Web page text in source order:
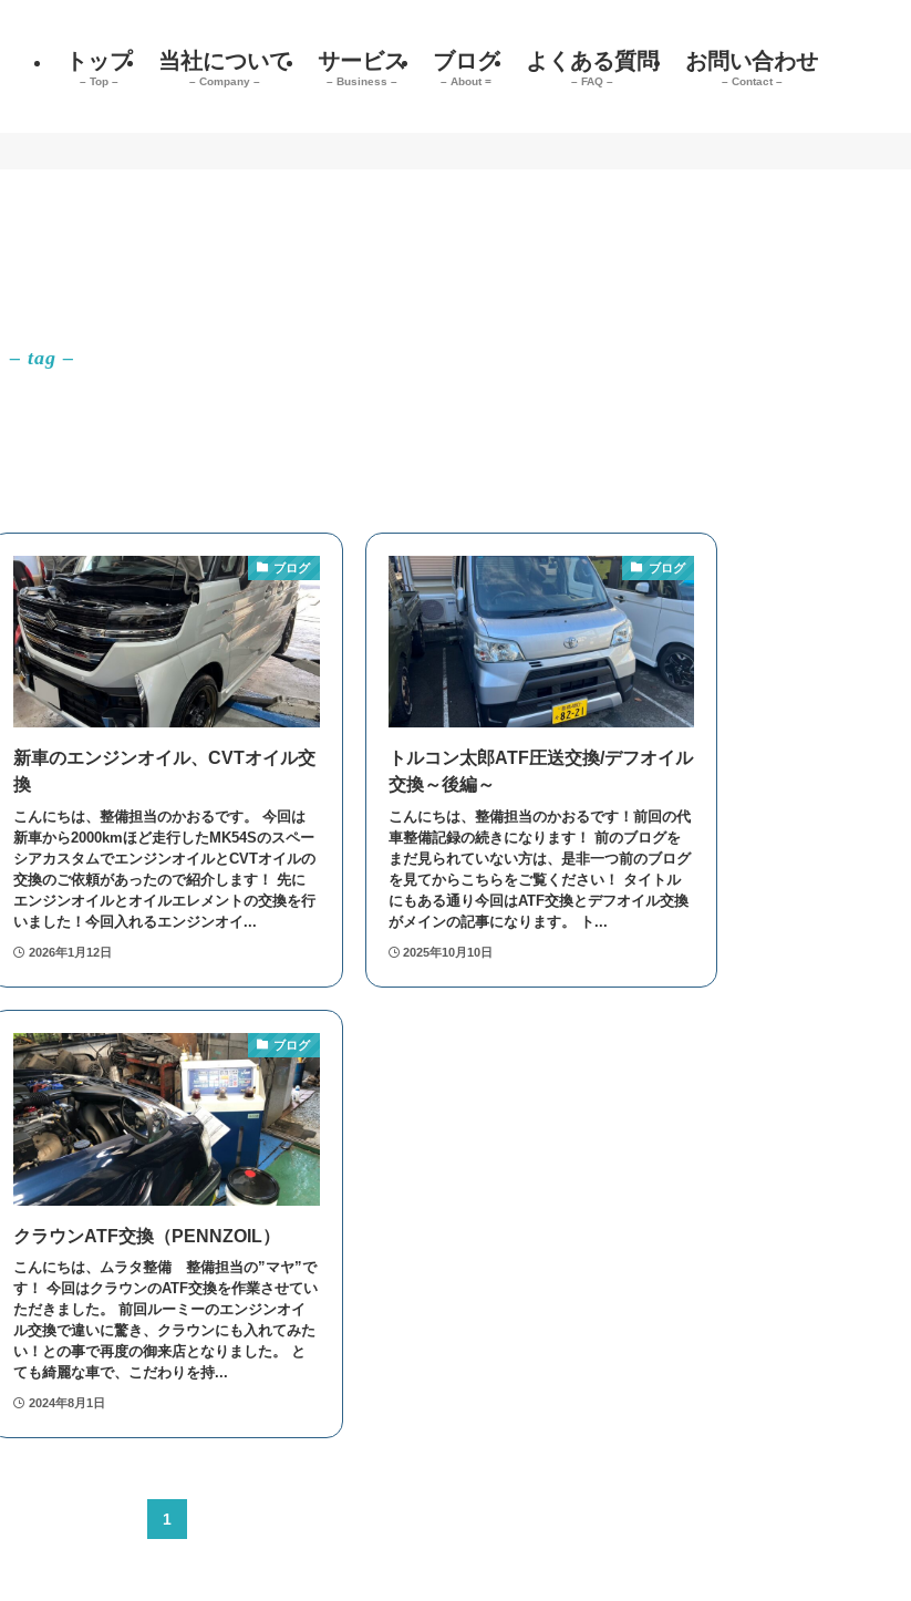
トップ
– Top –
当社について
– Company –
サービス
– Business –
ブログ
– About =
よくある質問
– FAQ –
お問い合わせ
– Contact –
– tag –
ブログ
新車のエンジンオイル、CVTオイル交
換
こんにちは、整備担当のかおるです。 今回は
新車から2000kmほど走行したMK54Sのスペー
シアカスタムでエンジンオイルとCVTオイルの
交換のご依頼があったので紹介します！ 先に
エンジンオイルとオイルエレメントの交換を行
いました！今回入れるエンジンオイ...
2026年1月12日
ブログ
トルコン太郎ATF圧送交換/デフオイル
交換～後編～
こんにちは、整備担当のかおるです！前回の代
車整備記録の続きになります！ 前のブログを
まだ見られていない方は、是非一つ前のブログ
を見てからこちらをご覧ください！ タイトル
にもある通り今回はATF交換とデフオイル交換
がメインの記事になります。 ト...
2025年10月10日
ブログ
クラウンATF交換（PENNZOIL）
こんにちは、ムラタ整備 整備担当の”マヤ”で
す！ 今回はクラウンのATF交換を作業させてい
ただきました。 前回ルーミーのエンジンオイ
ル交換で違いに驚き、クラウンにも入れてみた
い！との事で再度の御来店となりました。 と
ても綺麗な車で、こだわりを持...
2024年8月1日
1